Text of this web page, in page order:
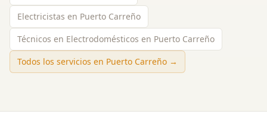
Electricistas en Puerto Carreño
Técnicos en Electrodomésticos en Puerto Carreño
Todos los servicios en Puerto Carreño →